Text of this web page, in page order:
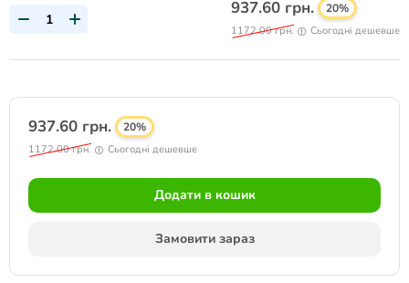
937.60 грн. 20%
1172.00 грн. Сьогодні дешевше
937.60 грн. 20%
1172.00 грн. Сьогодні дешевше
Додати в кошик
Замовити зараз